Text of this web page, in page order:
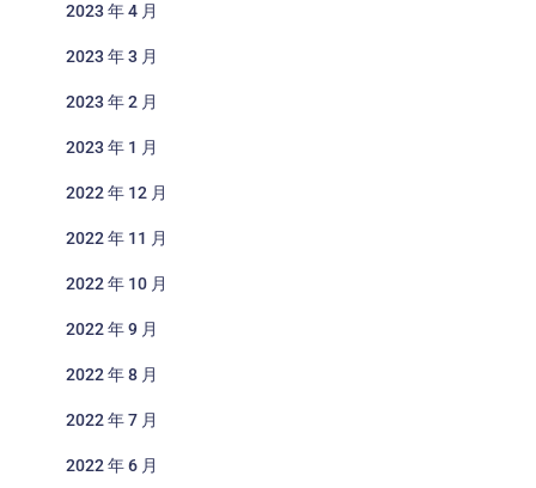
2023 年 4 月
2023 年 3 月
2023 年 2 月
2023 年 1 月
2022 年 12 月
2022 年 11 月
2022 年 10 月
2022 年 9 月
2022 年 8 月
2022 年 7 月
2022 年 6 月